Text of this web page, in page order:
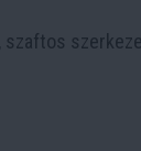
szaftos